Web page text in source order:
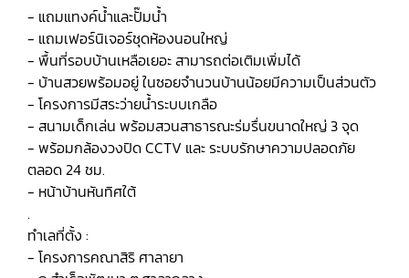
- แถมแทงค์น้ำและปั๊มน้ำ
- แถมเฟอร์นิเจอร์ชุดห้องนอนใหญ่
- พื้นที่รอบบ้านเหลือเยอะ สามารถต่อเติมเพิ่มได้
- บ้านสวยพร้อมอยู่ ในซอยจำนวนบ้านน้อยมีความเป็นส่วนตัว
- โครงการมีสระว่ายน้ำระบบเกลือ
- สนามเด็กเล่น พร้อมสวนสาธารณะร่มรื่นขนาดใหญ่ 3 จุด
- พร้อมกล้องวงปิด CCTV และ ระบบรักษาความปลอดภัย
ตลอด 24 ชม.
- หน้าบ้านหันทิศใต้
.
ทำเลที่ตั้ง :
- โครงการคณาสิริ ศาลายา